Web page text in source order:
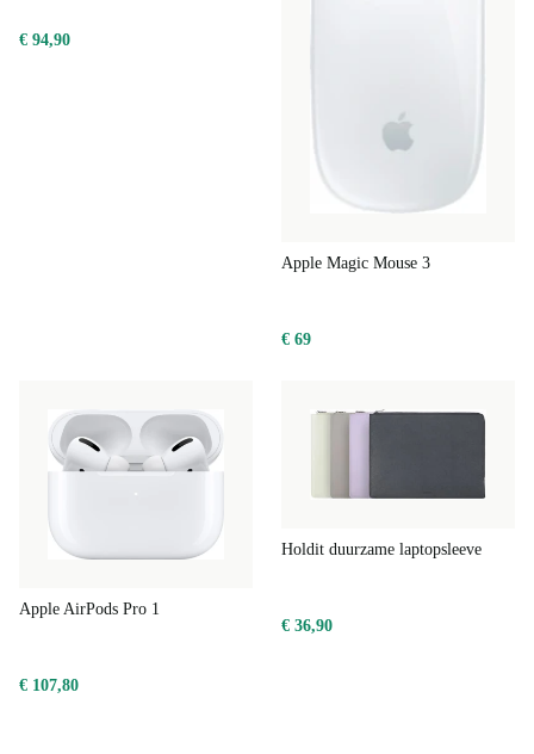
€ 94,90
Apple Magic Mouse 3
€ 69
Apple AirPods Pro 1
€ 107,80
Holdit duurzame laptopsleeve
€ 36,90